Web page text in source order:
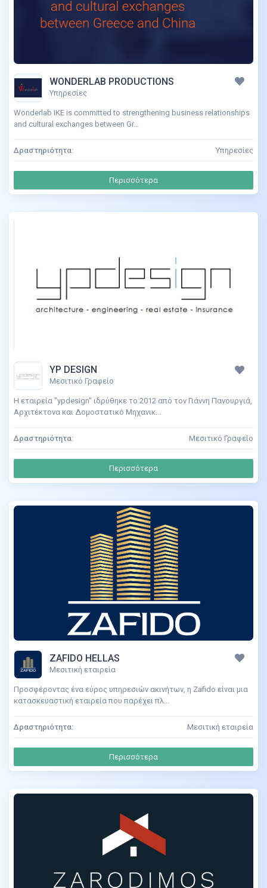
WONDERLAB PRODUCTIONS
Υπηρεσίες
Wonderlab IKE is committed to strengthening business relationships
and cultural exchanges between Gr...
Δραστηριότητα: Υπηρεσίες
Περισσότερα
YP DESIGN
Μεσιτικό Γραφείο
Η εταιρεία "ypdesign" ιδρύθηκε το 2012 από τον Γιάννη Πανουργιά,
Αρχιτέκτονα και Δομοστατικό Μηχανικ...
Δραστηριότητα: Μεσιτικό Γραφείο
Περισσότερα
ZAFIDO HELLAS
Μεσιτική εταιρεία
Προσφέροντας ένα εύρος υπηρεσιών ακινήτων, η Zafido είναι μια
κατασκευαστική εταιρεία που παρέχει πλ...
Δραστηριότητα: Μεσιτική εταιρεία
Περισσότερα